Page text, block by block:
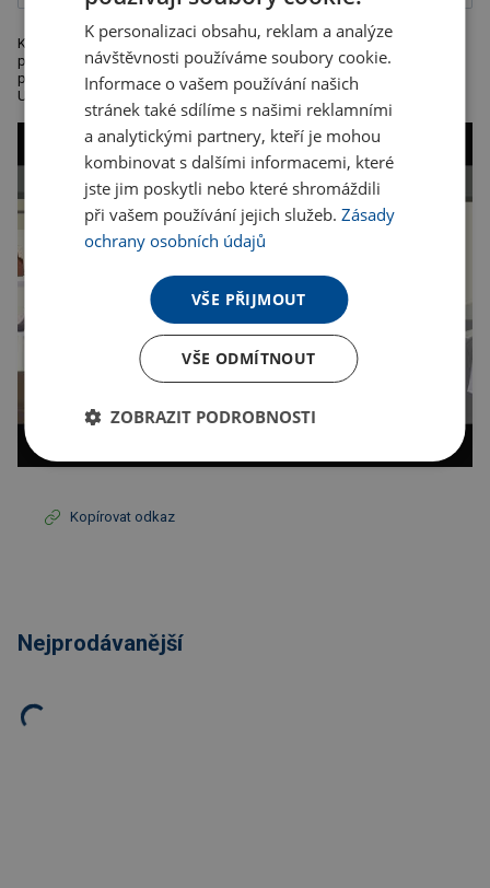
Kuličkové pero vyrobeno z bambusu, kovové doplňky . Šetří životní
prostředí, černá náplň, barva hnědá, Rozměry 13,5 x 1,1 cm, Rozměr
potisku: 50x6mm. Doporučená technologie potisku: tamponový tisk B ,
UV tisk
Kopírovat odkaz
Nejprodávanější
K personalizaci obsahu, reklam a analýze
návštěvnosti používáme soubory cookie.
Informace o vašem používání našich
stránek také sdílíme s našimi reklamními
a analytickými partnery, kteří je mohou
kombinovat s dalšími informacemi, které
jste jim poskytli nebo které shromáždili
při vašem používání jejich služeb.Zásady
ochrany osobních údajů
VŠE PŘIJMOUT
VŠE ODMÍTNOUT
ZOBRAZIT PODROBNOSTI